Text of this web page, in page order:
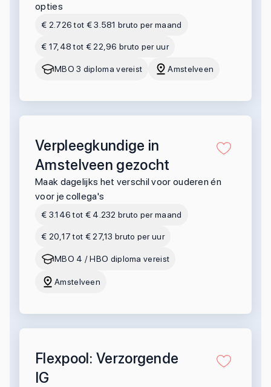
opties
€ 2.726 tot € 3.581 bruto per maand
€ 17,48 tot € 22,96 bruto per uur
MBO 3 diploma vereist Amstelveen
Verpleegkundige in
Amstelveen gezocht
Maak dagelijks het verschil voor ouderen én
voor je collega's
€ 3.146 tot € 4.232 bruto per maand
€ 20,17 tot € 27,13 bruto per uur
MBO 4 / HBO diploma vereist
Amstelveen
Flexpool: Verzorgende
IG